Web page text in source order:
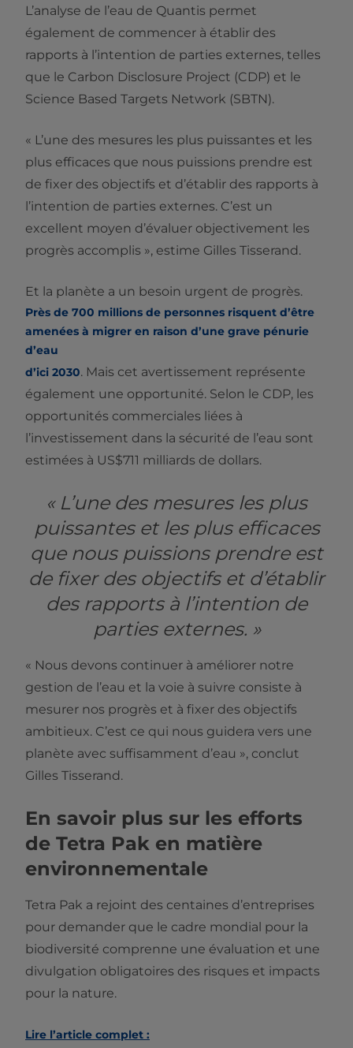
L’analyse de l’eau de Quantis permet
également de commencer à établir des
rapports à l’intention de parties externes, telles
que le Carbon Disclosure Project (CDP) et le
Science Based Targets Network (SBTN).
« L’une des mesures les plus puissantes et les
plus efficaces que nous puissions prendre est
de fixer des objectifs et d’établir des rapports à
l’intention de parties externes. C’est un
excellent moyen d’évaluer objectivement les
progrès accomplis », estime Gilles Tisserand.
Et la planète a un besoin urgent de progrès.
Près de 700 millions de personnes risquent d’être
amenées à migrer en raison d’une grave pénurie
d’eau
d’ici 2030. Mais cet avertissement représente
également une opportunité. Selon le CDP, les
opportunités commerciales liées à
l’investissement dans la sécurité de l’eau sont
estimées à US$711 milliards de dollars.
« L’une des mesures les plus
puissantes et les plus efficaces
que nous puissions prendre est
de fixer des objectifs et d’établir
des rapports à l’intention de
parties externes. »
« Nous devons continuer à améliorer notre
gestion de l’eau et la voie à suivre consiste à
mesurer nos progrès et à fixer des objectifs
ambitieux. C’est ce qui nous guidera vers une
planète avec suffisamment d’eau », conclut
Gilles Tisserand.
En savoir plus sur les efforts
de Tetra Pak en matière
environnementale
Tetra Pak a rejoint des centaines d’entreprises
pour demander que le cadre mondial pour la
biodiversité comprenne une évaluation et une
divulgation obligatoires des risques et impacts
pour la nature.
Lire l’article complet :